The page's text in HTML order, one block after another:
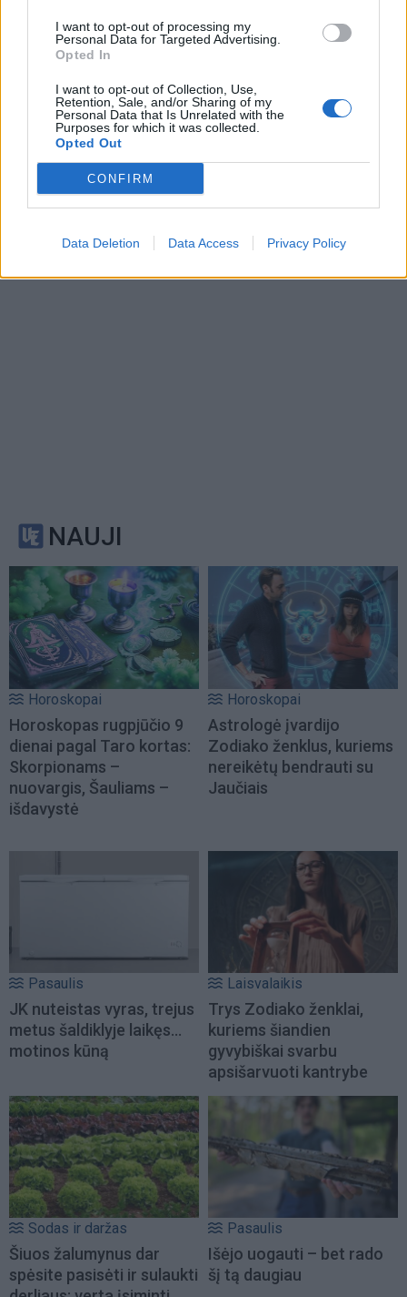
I want to opt-out of processing my
Personal Data for Targeted Advertising.
Opted In
I want to opt-out of Collection, Use,
Retention, Sale, and/or Sharing of my
Personal Data that Is Unrelated with the
Purposes for which it was collected.
Opted Out
CONFIRM
Data Deletion Data Access Privacy Policy
„Kuršių marių regatos“
lenktynių distancijoje –
artima kova ir įtemptos
Jūra
Ateities projektai
NAUJI
Horoskopai
Horoskopas rugpjūčio 9
dienai pagal Taro kortas:
Skorpionams –
nuovargis, Šauliams –
išdavystė
Horoskopai
Astrologė įvardijo
Zodiako ženklus, kuriems
nereikėtų bendrauti su
Jaučiais
Pasaulis
JK nuteistas vyras, trejus
metus šaldiklyje laikęs...
motinos kūną
Laisvalaikis
Trys Zodiako ženklai,
kuriems šiandien
gyvybiškai svarbu
apsišarvuoti kantrybe
Sodas ir daržas
Šiuos žalumynus dar
spėsite pasisėti ir sulaukti
Pasaulis
Išėjo uogauti – bet rado
šį tą daugiau